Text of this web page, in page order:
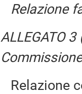
Relazione
ALLEGATO
Relazione